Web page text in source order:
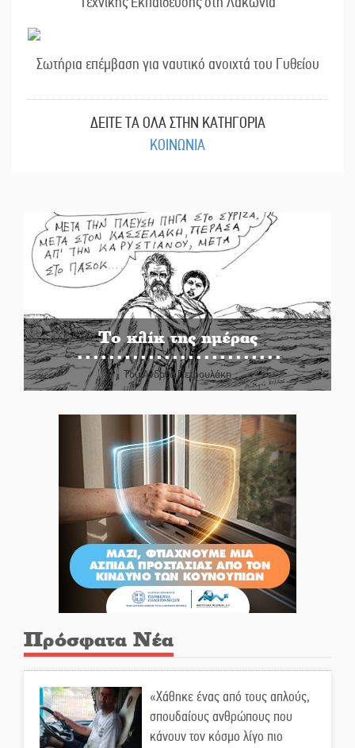
Σωτήρια επέμβαση για ναυτικό ανοιχτά του Γυθείου
ΔΕΙΤΕ ΤΑ ΟΛΑ ΣΤΗΝ ΚΑΤΗΓΟΡΙΑ
ΚΟΙΝΩΝΙΑ
Το κλίκ της ημέρας
Του Ανδρέα Πετρουλάκη
Πρόσφατα Νέα
«Χάθηκε ένας από τους απλούς,
σπουδαίους ανθρώπους που
κάνουν τον κόσμο λίγο πιο